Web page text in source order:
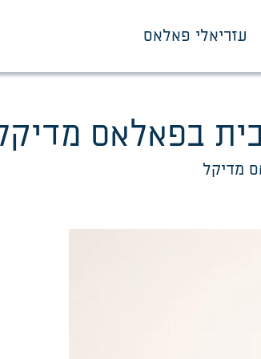
עזריאלי פאלאס
בפאלאס
מדיקל